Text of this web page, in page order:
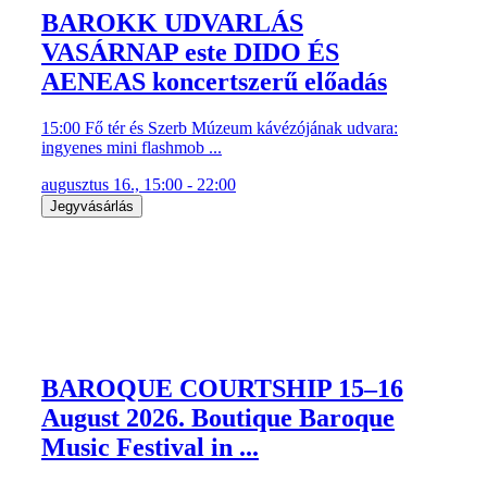
BAROKK UDVARLÁS
VASÁRNAP este DIDO ÉS
AENEAS koncertszerű előadás
15:00 Fő tér és Szerb Múzeum kávézójának udvara:
ingyenes mini flashmob ...
augusztus 16., 15:00 - 22:00
Jegyvásárlás
BAROQUE COURTSHIP 15–16
August 2026. Boutique Baroque
Music Festival in ...